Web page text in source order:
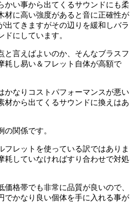
かい事から出てくるサウンドにも柔
材に高い強度があると音に正確性が
出てきますがその辺りを緩和しバラ
ドにしています。
と言えばよいのか、そんなブラスフ
耗し易い＆フレット自体が高額で
かなりコストパフォーマンスが悪い
材から出てくるサウンドに換えはあ
の関係です。
フレットを使っている訳ではありま
耗していなければすり合わせで対処
価格帯でも非常に品質が良いので、
でかなり良い個体を手に入れる事が